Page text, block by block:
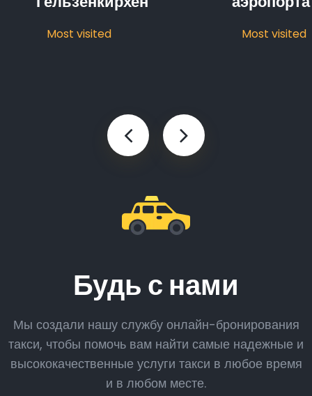
Most visited Most visited
Будь с нами
Мы создали нашу службу онлайн-бронирования
такси, чтобы помочь вам найти самые надежные и
высококачественные услуги такси в любое время
и в любом месте.